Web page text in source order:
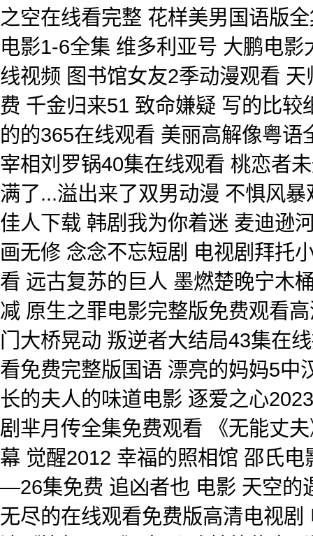
之空在线看完整 花样美男国语版
电影1-6全集 维多利亚号 大鹏电
线视频 图书馆女友2季动漫观看
费 千金归来51 致命嫌疑 写的比
的的365在线观看 美丽高解像粤
宰相刘罗锅40集在线观看 桃恋者
满了...溢出来了双男动漫 不惧风
佳人下载 韩剧我为你着迷 麦迪逊
画无修 念念不忘短剧 电视剧拜托
看 远古复苏的巨人 墨燃楚晚宁木
减 原生之罪电影完整版免费观看
门大桥晃动 叛逆者大结局43集在
看免费完整版国语 漂亮的妈妈5中
长的夫人的味道电影 逐爱之心
剧芈月传全集免费观看 《无能丈
幕 觉醒2012 幸福的照相馆 邵氏
—26集免费 追凶者也 电影 天空的
无尽的在线观看免费版高清电视